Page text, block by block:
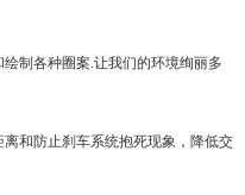
制各种圈案.让我们的环境绚丽多
和防止刹车系统抱死现象，降低交